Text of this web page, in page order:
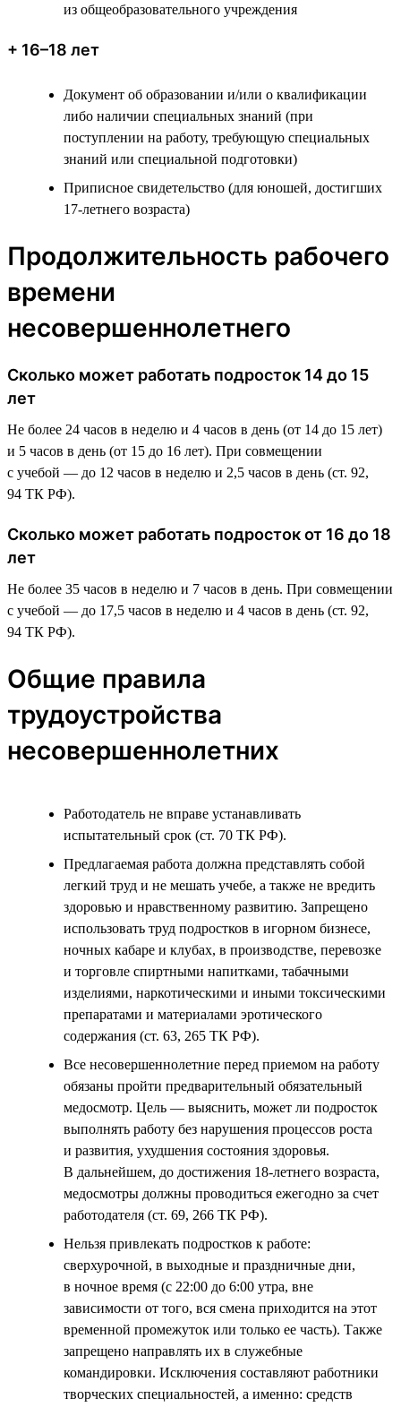
из общеобразовательного учреждения
+ 16–18 лет
Документ об образовании и/или о квалификации
либо наличии специальных знаний (при
поступлении на работу, требующую специальных
знаний или специальной подготовки)
Приписное свидетельство (для юношей, достигших
17-летнего возраста)
Продолжительность рабочего
времени
несовершеннолетнего
Сколько может работать подросток 14 до 15
лет
Не более 24 часов в неделю и 4 часов в день (от 14 до 15 лет)
и 5 часов в день (от 15 до 16 лет). При совмещении
с учебой — до 12 часов в неделю и 2,5 часов в день (ст. 92,
94 ТК РФ).
Сколько может работать подросток от 16 до 18
лет
Не более 35 часов в неделю и 7 часов в день. При совмещении
с учебой — до 17,5 часов в неделю и 4 часов в день (ст. 92,
94 ТК РФ).
Общие правила
трудоустройства
несовершеннолетних
Работодатель не вправе устанавливать
испытательный срок (ст. 70 ТК РФ).
Предлагаемая работа должна представлять собой
легкий труд и не мешать учебе, а также не вредить
здоровью и нравственному развитию. Запрещено
использовать труд подростков в игорном бизнесе,
ночных кабаре и клубах, в производстве, перевозке
и торговле спиртными напитками, табачными
изделиями, наркотическими и иными токсическими
препаратами и материалами эротического
содержания (ст. 63, 265 ТК РФ).
Все несовершеннолетние перед приемом на работу
обязаны пройти предварительный обязательный
медосмотр. Цель — выяснить, может ли подросток
выполнять работу без нарушения процессов роста
и развития, ухудшения состояния здоровья.
В дальнейшем, до достижения 18-летнего возраста,
медосмотры должны проводиться ежегодно за счет
работодателя (ст. 69, 266 ТК РФ).
Нельзя привлекать подростков к работе:
сверхурочной, в выходные и праздничные дни,
в ночное время (с 22:00 до 6:00 утра, вне
зависимости от того, вся смена приходится на этот
временной промежуток или только ее часть). Также
запрещено направлять их в служебные
командировки. Исключения составляют работники
творческих специальностей, а именно: средств